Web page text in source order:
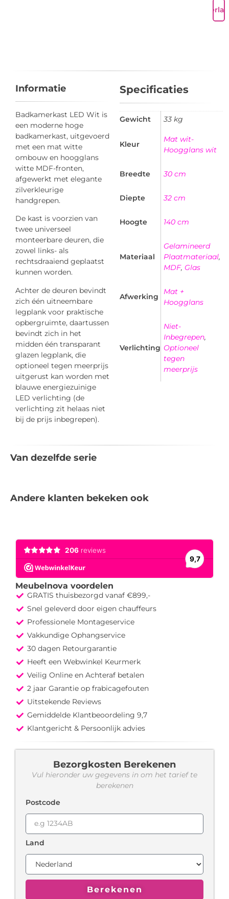
Informatie
Badkamerkast LED Wit is
een moderne hoge
badkamerkast, uitgevoerd
met een mat witte
ombouw en hoogglans
witte MDF-fronten,
afgewerkt met elegante
zilverkleurige
handgrepen.
De kast is voorzien van
twee universeel
monteerbare deuren, die
zowel links- als
rechtsdraaiend geplaatst
kunnen worden.
Achter de deuren bevindt
zich één uitneembare
legplank voor praktische
opbergruimte, daartussen
bevindt zich in het
midden één transparant
glazen legplank, die
optioneel tegen meerprijs
uitgerust kan worden met
blauwe energiezuinige
LED verlichting (de
verlichting zit helaas niet
bij de prijs inbegrepen).
Specificaties
Gewicht 33 kg
Kleur
Mat wit-
Hoogglans wit
Breedte 30 cm
Diepte 32 cm
Hoogte 140 cm
Materiaal
Gelamineerd
Plaatmateriaal,
MDF, Glas
Afwerking
Mat +
Hoogglans
Verlichting
Niet-
Inbegrepen,
Optioneel
tegen
meerprijs
Van dezelfde serie
Andere klanten bekeken ook
Meubelnova voordelen
GRATIS thuisbezorgd vanaf €899,-
Snel geleverd door eigen chauffeurs
Professionele Montageservice
Vakkundige Ophangservice
30 dagen Retourgarantie
Heeft een Webwinkel Keurmerk
Veilig Online en Achteraf betalen
2 jaar Garantie op frabicagefouten
Uitstekende Reviews
Gemiddelde Klantbeoordeling 9,7
Klantgericht & Persoonlijk advies
Bezorgkosten Berekenen
Vul hieronder uw gegevens in om het tarief te
berekenen
Postcode
Land
Berekenen